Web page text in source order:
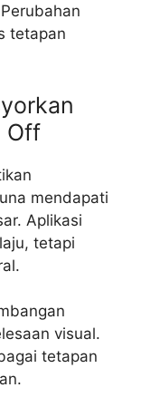
tetapan
Off
mendapati
Aplikasi
tetapi
visual.
tetapan